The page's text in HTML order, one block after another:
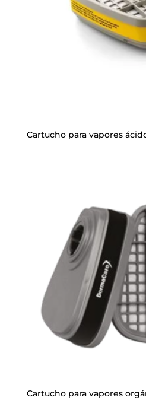
Cartucho para vapores
Cartucho para vapores